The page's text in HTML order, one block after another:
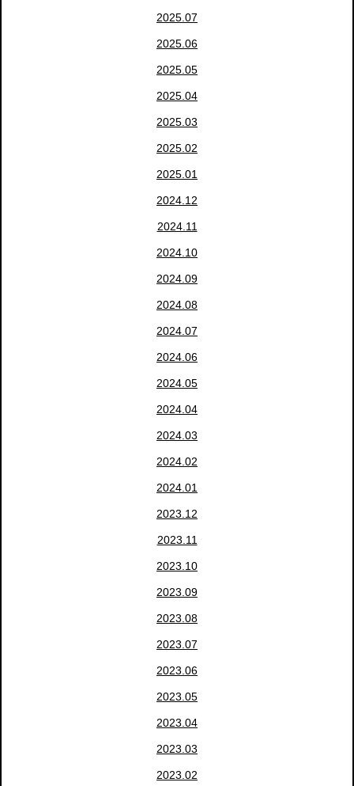
2025.07
2025.06
2025.05
2025.04
2025.03
2025.02
2025.01
2024.12
2024.11
2024.10
2024.09
2024.08
2024.07
2024.06
2024.05
2024.04
2024.03
2024.02
2024.01
2023.12
2023.11
2023.10
2023.09
2023.08
2023.07
2023.06
2023.05
2023.04
2023.03
2023.02